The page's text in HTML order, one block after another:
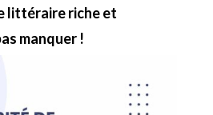
littéraire riche et
manquer !